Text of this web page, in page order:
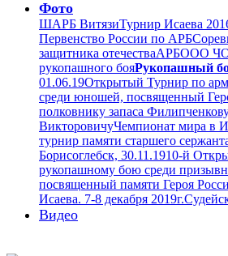
Фото
ШАРБ ВитязиТурнир Исаева
Первенство России по АРБ
защитника отечестваАРБООО
рукопашного бояРукопашный
01.06.19Открытый Турнир по
среди юношей, посвященный
полковнику запаса
ВикторовичуЧемпионат мира в
турнир памяти старшего
Борисоглебск, 30.11.1910-й
рукопашному бою среди
посвященный памяти Героя
Исаева. 7-8 декабря 2019г.
Видео